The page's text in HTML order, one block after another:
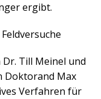
ergibt.
Till Meinel und
Doktorand Max
Verfahren für